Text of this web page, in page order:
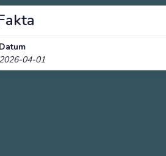
Datum
2026-04-01